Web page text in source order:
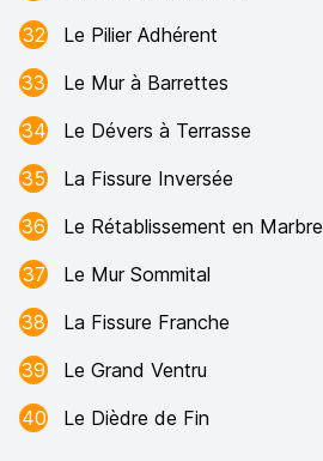
32
Le Pilier Adhérent
33
Le Mur à Barrettes
34
Le Dévers à Terrasse
35
La Fissure Inversée
36
Le Rétablissement en Marbre
37
Le Mur Sommital
38
La Fissure Franche
39
Le Grand Ventru
40
Le Dièdre de Fin